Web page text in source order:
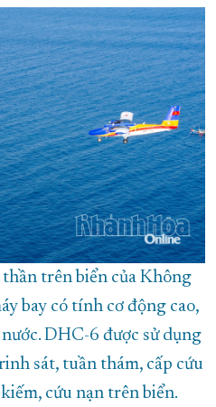
trên biển của Không
bay có tính cơ động cao,
DHC-6 được sử dụng
sát, tuần thám, cấp cứu
cứu nạn trên biển.